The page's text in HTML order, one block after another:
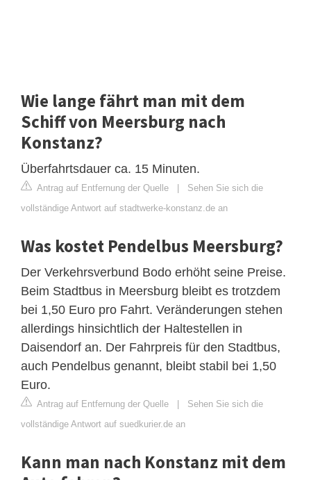
Wie lange fährt man mit dem
Schiff von Meersburg nach
Konstanz?
Überfahrtsdauer ca. 15 Minuten.
Antrag auf Entfernung der Quelle | Sehen Sie sich die
vollständige Antwort auf stadtwerke-konstanz.de an
Was kostet Pendelbus Meersburg?
Der Verkehrsverbund Bodo erhöht seine Preise.
Beim Stadtbus in Meersburg bleibt es trotzdem
bei 1,50 Euro pro Fahrt. Veränderungen stehen
allerdings hinsichtlich der Haltestellen in
Daisendorf an. Der Fahrpreis für den Stadtbus,
auch Pendelbus genannt, bleibt stabil bei 1,50
Euro.
Antrag auf Entfernung der Quelle | Sehen Sie sich die
vollständige Antwort auf suedkurier.de an
Kann man nach Konstanz mit dem